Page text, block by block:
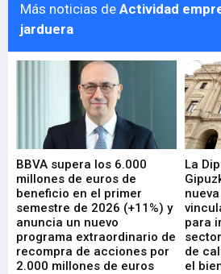
Más noticias de Actividad
jarduera
BBVA supera los 6.000
millones de euros de
beneficio en el primer
semestre de 2026 (+11%) y
anuncia un nuevo
programa extraordinario de
recompra de acciones por
2.000 millones de euros
La
para
de
el